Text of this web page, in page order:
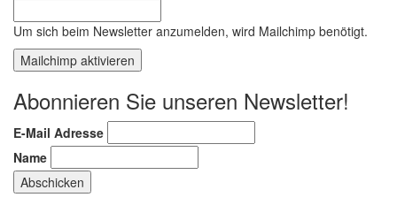
Um sich beim Newsletter anzumelden, wird Mailchimp benötigt.
Mailchimp aktivieren
Abonnieren Sie unseren Newsletter!
E-Mail Adresse
Name